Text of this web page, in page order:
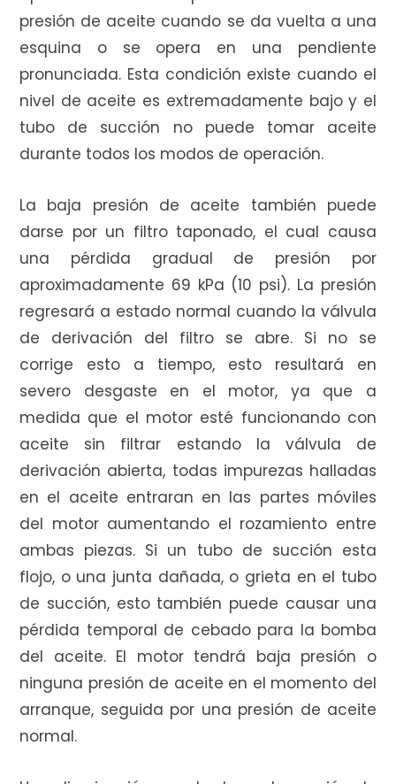
presión de aceite cuando se da vuelta a una
esquina o se opera en una pendiente
pronunciada. Esta condición existe cuando el
nivel de aceite es extremadamente bajo y el
tubo de succión no puede tomar aceite
durante todos los modos de operación.
La baja presión de aceite también puede
darse por un filtro taponado, el cual causa
una pérdida gradual de presión por
aproximadamente 69 kPa (10 psi). La presión
regresará a estado normal cuando la válvula
de derivación del filtro se abre. Si no se
corrige esto a tiempo, esto resultará en
severo desgaste en el motor, ya que a
medida que el motor esté funcionando con
aceite sin filtrar estando la válvula de
derivación abierta, todas impurezas halladas
en el aceite entraran en las partes móviles
del motor aumentando el rozamiento entre
ambas piezas. Si un tubo de succión esta
flojo, o una junta dañada, o grieta en el tubo
de succión, esto también puede causar una
pérdida temporal de cebado para la bomba
del aceite. El motor tendrá baja presión o
ninguna presión de aceite en el momento del
arranque, seguida por una presión de aceite
normal.